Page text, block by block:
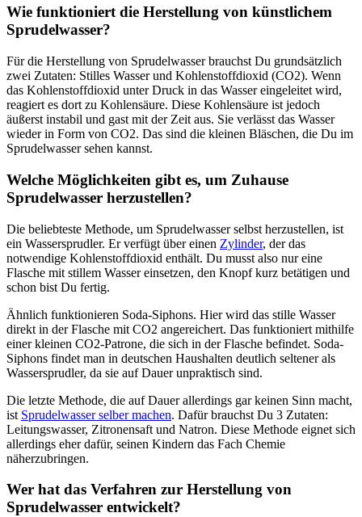
Wie funktioniert die Herstellung von künstlichem
Sprudelwasser?
Für die Herstellung von Sprudelwasser brauchst Du grundsätzlich
zwei Zutaten: Stilles Wasser und Kohlenstoffdioxid (CO2). Wenn
das Kohlenstoffdioxid unter Druck in das Wasser eingeleitet wird,
reagiert es dort zu Kohlensäure. Diese Kohlensäure ist jedoch
äußerst instabil und gast mit der Zeit aus. Sie verlässt das Wasser
wieder in Form von CO2. Das sind die kleinen Bläschen, die Du im
Sprudelwasser sehen kannst.
Welche Möglichkeiten gibt es, um Zuhause
Sprudelwasser herzustellen?
Die beliebteste Methode, um Sprudelwasser selbst herzustellen, ist
ein Wassersprudler. Er verfügt über einen Zylinder, der das
notwendige Kohlenstoffdioxid enthält. Du musst also nur eine
Flasche mit stillem Wasser einsetzen, den Knopf kurz betätigen und
schon bist Du fertig.
Ähnlich funktionieren Soda-Siphons. Hier wird das stille Wasser
direkt in der Flasche mit CO2 angereichert. Das funktioniert mithilfe
einer kleinen CO2-Patrone, die sich in der Flasche befindet. Soda-
Siphons findet man in deutschen Haushalten deutlich seltener als
Wassersprudler, da sie auf Dauer unpraktisch sind.
Die letzte Methode, die auf Dauer allerdings gar keinen Sinn macht,
ist Sprudelwasser selber machen. Dafür brauchst Du 3 Zutaten:
Leitungswasser, Zitronensaft und Natron. Diese Methode eignet sich
allerdings eher dafür, seinen Kindern das Fach Chemie
näherzubringen.
Wer hat das Verfahren zur Herstellung von
Sprudelwasser entwickelt?